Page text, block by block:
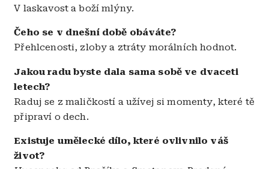
V laskavost a boží mlýny.
Čeho se v dnešní době obáváte?
Přehlcenosti, zloby a ztráty morálních hodnot.
Jakou radu byste dala sama sobě ve dvaceti
letech?
Raduj se z maličkostí a užívej si momenty, které tě
připraví o dech.
Existuje umělecké dílo, které ovlivnilo váš
život?